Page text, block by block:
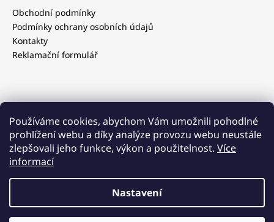
Používáme cookies, abychom Vám umožnili pohodlné
prohlížení webu a díky analýze provozu webu neustále
zlepšovali jeho funkce, výkon a použitelnost. Více
informací
Nastavení
Obchodní podmínky
Podmínky ochrany osobních údajů
Kontakty
Reklamační formulář